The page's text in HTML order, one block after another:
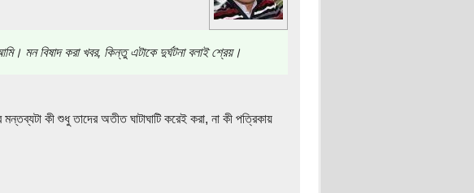
মন বিষাদ করা খবর, কিন্তু এটাকে দুর্ঘটনা বলাই শ্রেয়।
কী শুধু তাদের অতীত ঘাটাঘাটি করেই করা, না কী পত্রিকায়